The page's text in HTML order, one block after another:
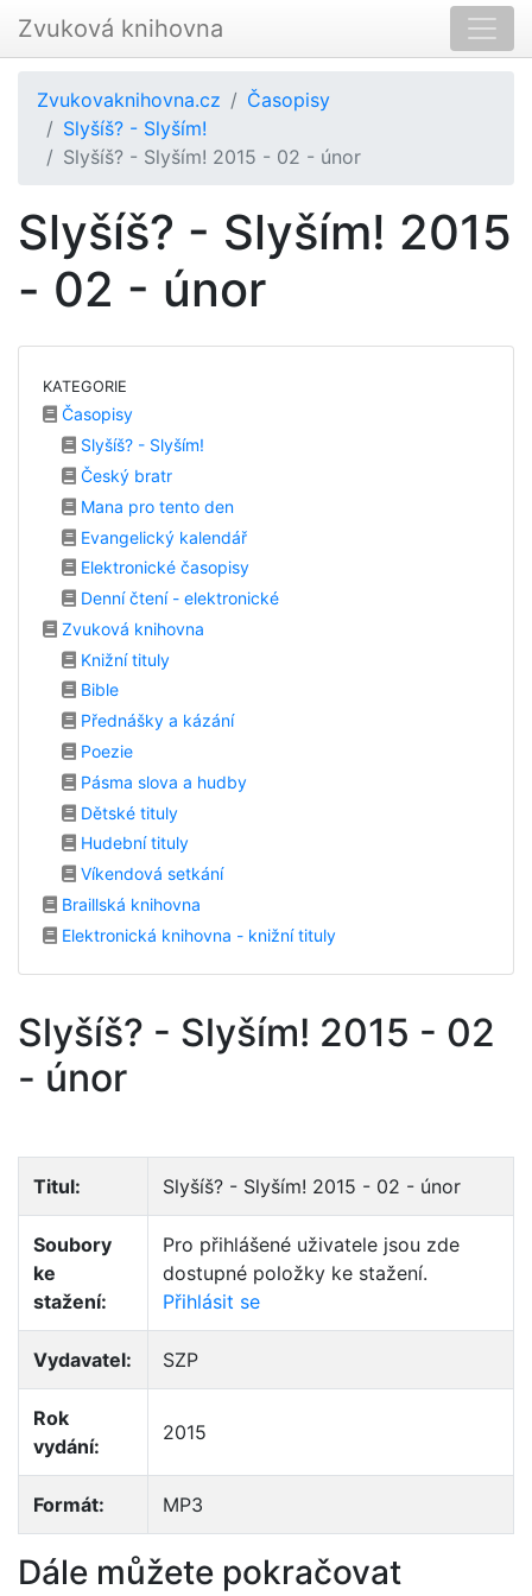
Zvuková knihovna
Zvukovaknihovna.cz
Časopisy
Slyšíš? - Slyším!
Slyšíš? - Slyším! 2015 - 02 - únor
Slyšíš? - Slyším! 2015
- 02 - únor
KATEGORIE
Časopisy
Slyšíš? - Slyším!
Český bratr
Mana pro tento den
Evangelický kalendář
Elektronické časopisy
Denní čtení - elektronické
Zvuková knihovna
Knižní tituly
Bible
Přednášky a kázání
Poezie
Pásma slova a hudby
Dětské tituly
Hudební tituly
Víkendová setkání
Braillská knihovna
Elektronická knihovna - knižní tituly
Slyšíš? - Slyším! 2015 - 02
- únor
Titul: Slyšíš? - Slyším! 2015 - 02 - únor
Soubory
ke
stažení:
Pro přihlášené uživatele jsou zde
dostupné položky ke stažení.
Přihlásit se
Vydavatel: SZP
Rok
vydání:
2015
Formát: MP3
Dále můžete pokračovat